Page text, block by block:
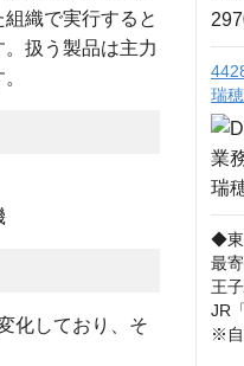
織で実行すると
扱う製品は主力
化しており、そ
瑞
◆東
最
王子
JR
※自